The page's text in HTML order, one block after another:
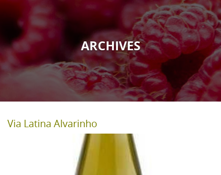
ARCHIVES
Via Latina Alvarinho